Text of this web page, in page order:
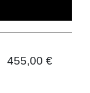
455,00 €